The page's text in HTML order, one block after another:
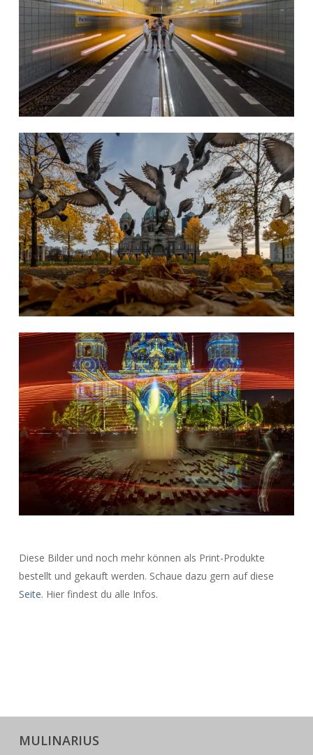
Diese Bilder und noch mehr können als Print-Produkte
bestellt und gekauft werden. Schaue dazu gern auf diese
Seite. Hier findest du alle Infos.
MULINARIUS